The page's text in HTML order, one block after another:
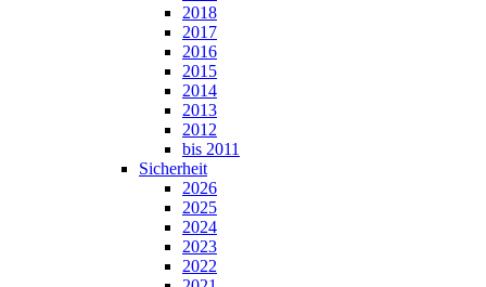
2018
2017
2016
2015
2014
2013
2012
bis 2011
Sicherheit
2026
2025
2024
2023
2022